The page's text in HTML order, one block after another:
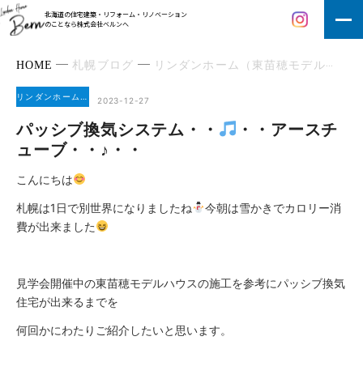
北海道の住宅建築・リフォーム・リノベーション
のことなら株式会社ベルンへ
HOME 札幌ブログ リンダンホーム（東苗穂モデル）3
リンダンホーム（東苗穂モデル）3 2023-12-27
パッシブ換気システム・・
・・アースチ
ューブ・・♪・・
こんにちは
札幌は1日で別世界になりましたね
今朝は雪かきでカロリー消
費が出来ました
見学会開催中の東苗穂モデルハウスの施工を参考にパッシブ換気
住宅が出来るまでを
何回かにわたりご紹介したいと思います。